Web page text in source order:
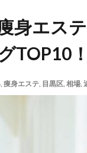
身エス
TOP10！
, 痩身エステ, 目黒区, 相場,